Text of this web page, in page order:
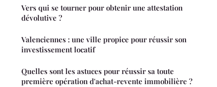
Vers qui se tourner pour obtenir une attestation
dévolutive ?
Valenciennes : une ville propice pour réussir son
investissement locatif
Quelles sont les astuces pour réussir sa toute
première opération d'achat-revente immobilière ?